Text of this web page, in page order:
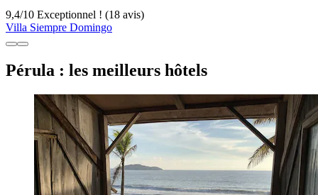
9,4/10 Exceptionnel ! (18 avis)
Villa Siempre Domingo
Pérula : les meilleurs hôtels